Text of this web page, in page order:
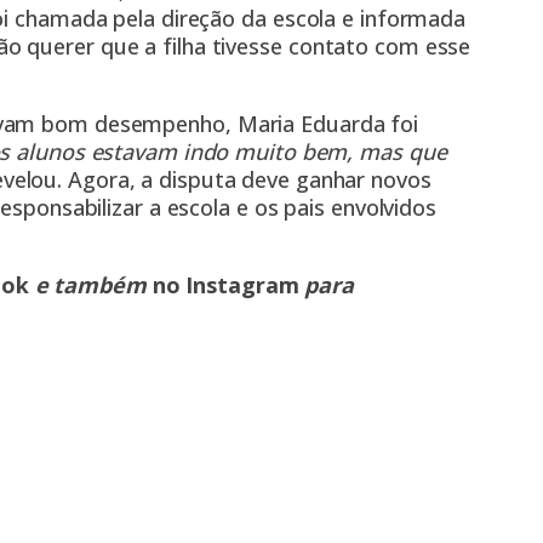
pela direção da escola e informada
querer que a filha tivesse contato com esse
bom desempenho, Maria Eduarda foi
alunos estavam indo muito bem, mas que
Agora, a disputa deve ganhar novos
a escola e os pais envolvidos
e também no Instagram para